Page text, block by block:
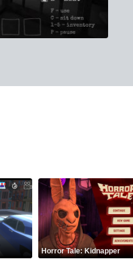
Horror Tale: Kidnapper